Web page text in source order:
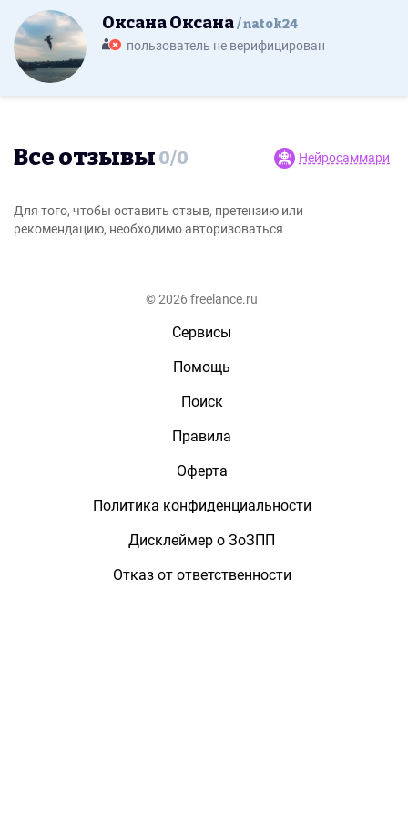
Оксана Оксана natok24
пользователь не верифицирован
Все отзывы 0/0 Нейросаммари
Для того, чтобы оставить отзыв, претензию или
рекомендацию, необходимо авторизоваться
© 2026 freelance.ru
Сервисы
Помощь
Поиск
Правила
Оферта
Политика конфиденциальности
Дисклеймер о ЗоЗПП
Отказ от ответственности